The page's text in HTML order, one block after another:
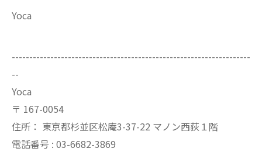
Yoca
--------------------------------------------------------------------
--
Yoca
〒 167-0054
住所： 東京都杉並区松庵3-37-22 マノン西荻１階
電話番号 : 03-6682-3869